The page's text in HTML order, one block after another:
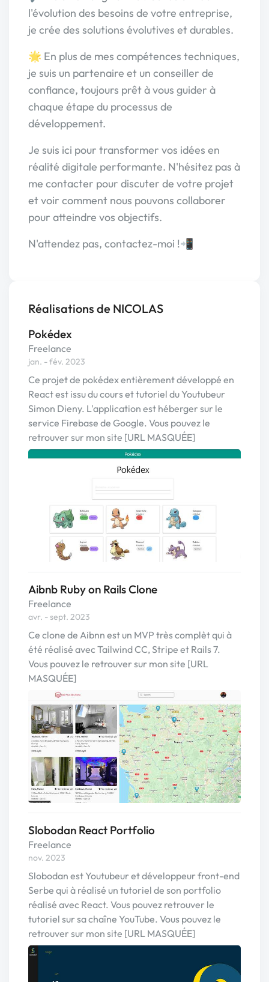
l'évolution des besoins de votre entreprise,
je crée des solutions évolutives et durables.
🌟 En plus de mes compétences techniques,
je suis un partenaire et un conseiller de
confiance, toujours prêt à vous guider à
chaque étape du processus de
développement.
Je suis ici pour transformer vos idées en
réalité digitale performante. N'hésitez pas à
me contacter pour discuter de votre projet
et voir comment nous pouvons collaborer
pour atteindre vos objectifs.
N'attendez pas, contactez-moi !📲
Réalisations de NICOLAS
Pokédex
Freelance
jan. - fév. 2023
Ce projet de pokédex entièrement développé en
React est issu du cours et tutoriel du Youtubeur
Simon Dieny. L'application est héberger sur le
service Firebase de Google. Vous pouvez le
retrouver sur mon site [URL MASQUÉE]
Aibnb Ruby on Rails Clone
Freelance
avr. - sept. 2023
Ce clone de Aibnn est un MVP très complèt qui à
été réalisé avec Tailwind CC, Stripe et Rails 7.
Vous pouvez le retrouver sur mon site [URL
MASQUÉE]
Slobodan React Portfolio
Freelance
nov. 2023
Slobodan est Youtubeur et développeur front-end
Serbe qui à réalisé un tutoriel de son portfolio
réalisé avec React. Vous pouvez retrouver le
tutoriel sur sa chaîne YouTube. Vous pouvez le
retrouver sur mon site [URL MASQUÉE]